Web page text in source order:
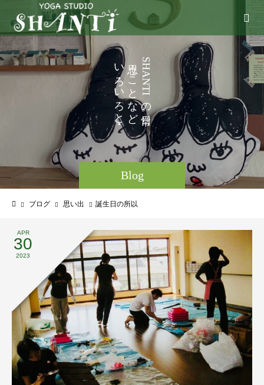
Blog
S
H
A
N
T
I
の
。
う
こ
と
な
ど
い
ろ
い
ろ
と
。
ブログ 思い出 誕生日の所以
APR
30
2023